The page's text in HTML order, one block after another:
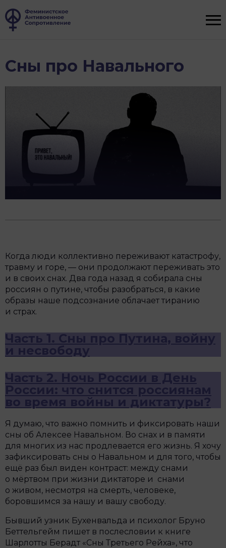
Сны про Навального
Когда люди коллективно переживают катастрофу,
травму и горе, — они продолжают переживать это
и в своих снах. Два года назад я собирала сны
россиян о путине, чтобы разобраться, в какие
образы наше подсознание облачает тиранию
и страх.
Часть 1. Сны про Путина, войну
и несвободу
Часть 2. Ночь России в День
России: что снится россиянам
во время войны и диктатуры?
Я думаю, что важно помнить и фиксировать наши
сны об Алексее Навальном. Во снах и в памяти
для многих из нас продлевается его жизнь. Я хочу
зафиксировать сны о Навальном и для того, чтобы
ещё раз был виден контраст: между снами
о мёртвом при жизни диктаторе и снами
о живом, несмотря на смерть, человеке,
боровшимся за нашу и вашу свободу.
Бывший узник Бухенвальда и психолог Бруно
Беттельгейм пишет в послесловии к книге
Шарлотты Берадт «Сны Третьего Рейха», что